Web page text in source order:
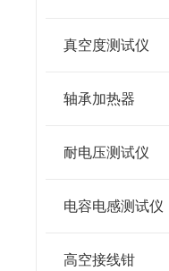
真空度测试仪
轴承加热器
耐电压测试仪
电容电感测试仪
高空接线钳